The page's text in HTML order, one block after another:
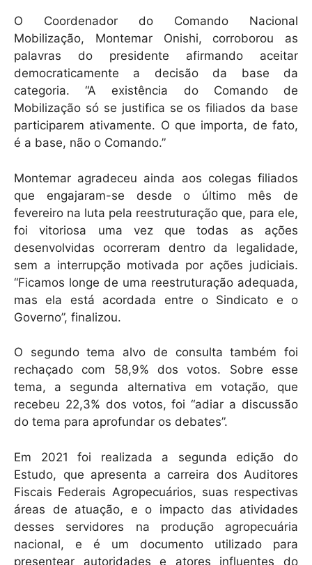
O Coordenador do Comando Nacional
Mobilização, Montemar Onishi, corroborou as
palavras do presidente afirmando aceitar
democraticamente a decisão da base da
categoria. “A existência do Comando de
Mobilização só se justifica se os filiados da base
participarem ativamente. O que importa, de fato,
é a base, não o Comando.”
Montemar agradeceu ainda aos colegas filiados
que engajaram-se desde o último mês de
fevereiro na luta pela reestruturação que, para ele,
foi vitoriosa uma vez que todas as ações
desenvolvidas ocorreram dentro da legalidade,
sem a interrupção motivada por ações judiciais.
“Ficamos longe de uma reestruturação adequada,
mas ela está acordada entre o Sindicato e o
Governo”, finalizou.
O segundo tema alvo de consulta também foi
rechaçado com 58,9% dos votos. Sobre esse
tema, a segunda alternativa em votação, que
recebeu 22,3% dos votos, foi “adiar a discussão
do tema para aprofundar os debates”.
Em 2021 foi realizada a segunda edição do
Estudo, que apresenta a carreira dos Auditores
Fiscais Federais Agropecuários, suas respectivas
áreas de atuação, e o impacto das atividades
desses servidores na produção agropecuária
nacional, e é um documento utilizado para
presentear autoridades e atores influentes do